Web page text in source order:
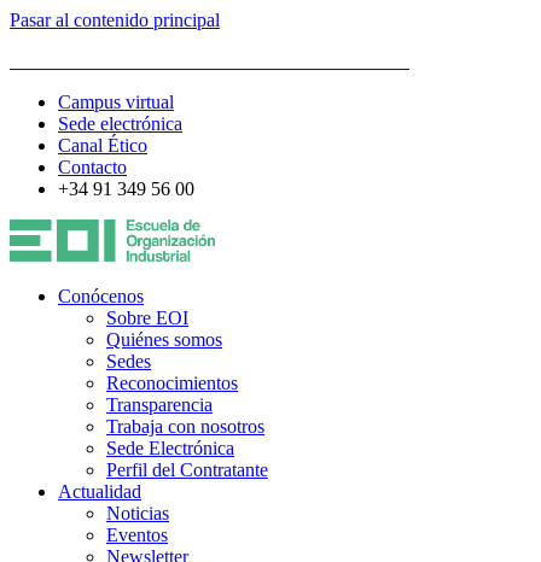
Pasar al contenido principal
Campus virtual
Sede electrónica
Canal Ético
Contacto
+34 91 349 56 00
Conócenos
Sobre EOI
Quiénes somos
Sedes
Reconocimientos
Transparencia
Trabaja con nosotros
Sede Electrónica
Perfil del Contratante
Actualidad
Noticias
Eventos
Newsletter